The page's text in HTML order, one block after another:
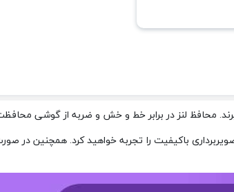
محافظ لنز در برابر خط و خش و ضربه از گوشی
باکیفیت را تجربه خواهید کرد. همچنین در